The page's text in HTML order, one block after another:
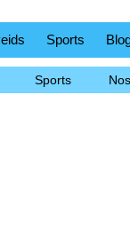
Sports
Sports